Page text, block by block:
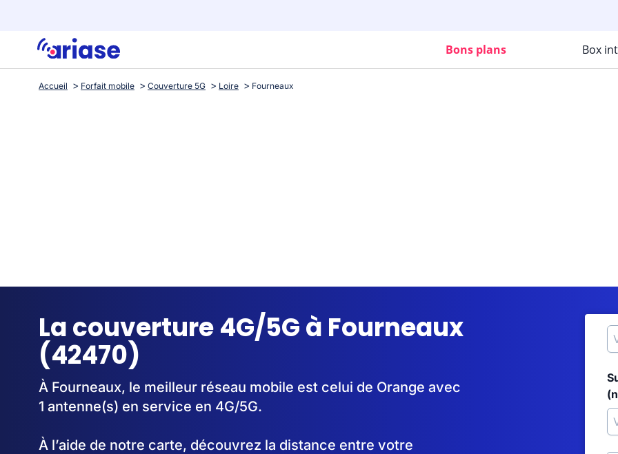
Bons plans Box
Accueil Forfait mobile Couverture 5G Loire Fourneaux
La couverture 4G/5G à Fourneaux
(42470)
À Fourneaux, le meilleur réseau mobile est celui de Orange avec
1 antenne(s) en service en 4G/5G.
À l’aide de notre carte, découvrez la distance entre votre